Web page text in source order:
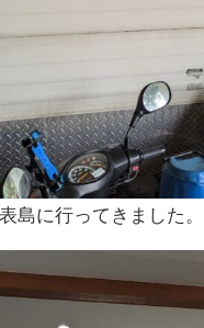
島に行ってきました。